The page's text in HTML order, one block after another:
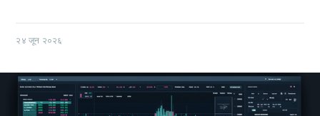
२४ जून २०२६